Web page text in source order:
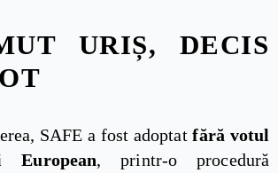
URIȘ, DECIS
SAFE a fost adoptatfără votul
European, printr-o procedură